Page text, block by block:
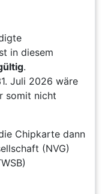
in diesem
.
Juli 2026 wäre
somit nicht
Chipkarte dann
(NVG)